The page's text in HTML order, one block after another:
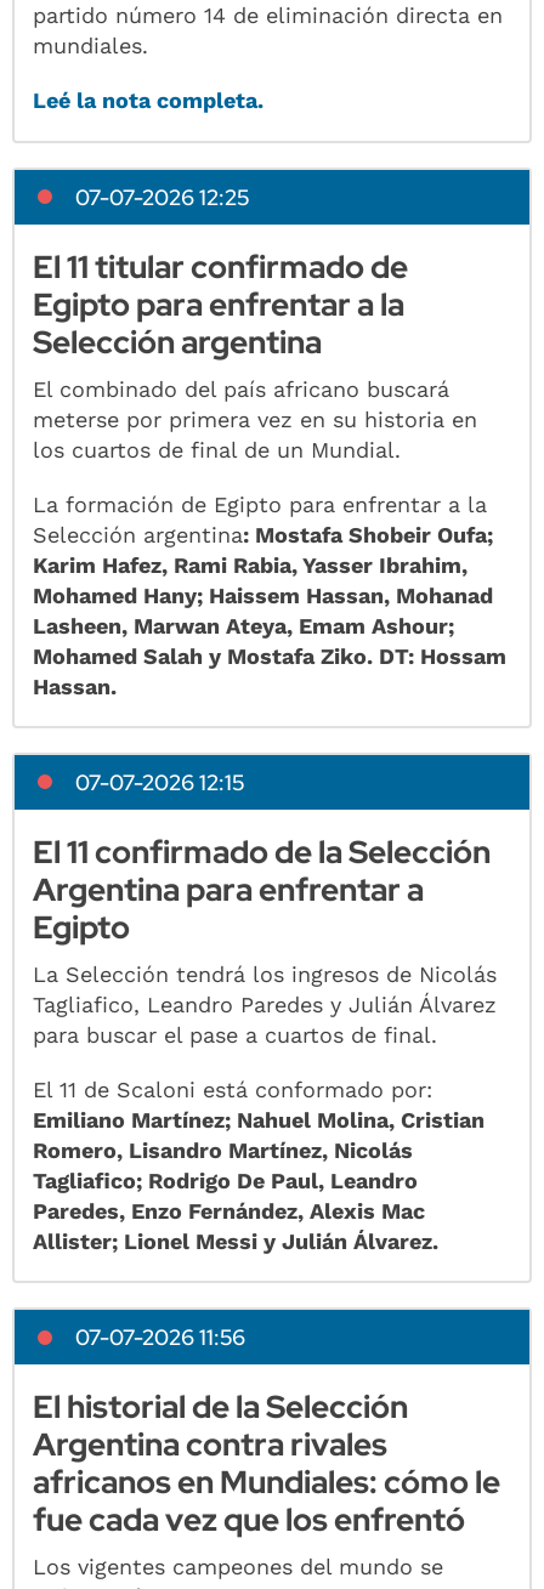
partido número 14 de eliminación directa en
mundiales.
Leé la nota completa.
07-07-2026 12:25
El 11 titular confirmado de
Egipto para enfrentar a la
Selección argentina
El combinado del país africano buscará
meterse por primera vez en su historia en
los cuartos de final de un Mundial.
La formación de Egipto para enfrentar a la
Selección argentina: Mostafa Shobeir Oufa;
Karim Hafez, Rami Rabia, Yasser Ibrahim,
Mohamed Hany; Haissem Hassan, Mohanad
Lasheen, Marwan Ateya, Emam Ashour;
Mohamed Salah y Mostafa Ziko. DT: Hossam
Hassan.
07-07-2026 12:15
El 11 confirmado de la Selección
Argentina para enfrentar a
Egipto
La Selección tendrá los ingresos de Nicolás
Tagliafico, Leandro Paredes y Julián Álvarez
para buscar el pase a cuartos de final.
El 11 de Scaloni está conformado por:
Emiliano Martínez; Nahuel Molina, Cristian
Romero, Lisandro Martínez, Nicolás
Tagliafico; Rodrigo De Paul, Leandro
Paredes, Enzo Fernández, Alexis Mac
Allister; Lionel Messi y Julián Álvarez.
07-07-2026 11:56
El historial de la Selección
Argentina contra rivales
africanos en Mundiales: cómo le
fue cada vez que los enfrentó
Los vigentes campeones del mundo se